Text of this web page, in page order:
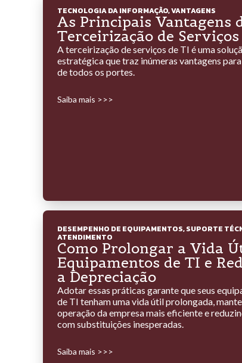
TECNOLOGIA DA INFORMAÇÃO,VANTAGENS
As Principais Vantagens
Terceirização de
A terceirização de serviços de TI é uma
estratégica que traz inúmeras vantagens
de todos os portes.
Saiba mais >>>
DESEMPENHO DE EQUIPAMENTOS,SUPORTE
ATENDIMENTO
Como Prolongar a Vida
Equipamentos de TI e
a Depreciação
Adotar essas práticas garante que seus
de TI tenham uma vida útil prolongada,
operação da empresa mais eficiente e
com substituições inesperadas.
Saiba mais >>>